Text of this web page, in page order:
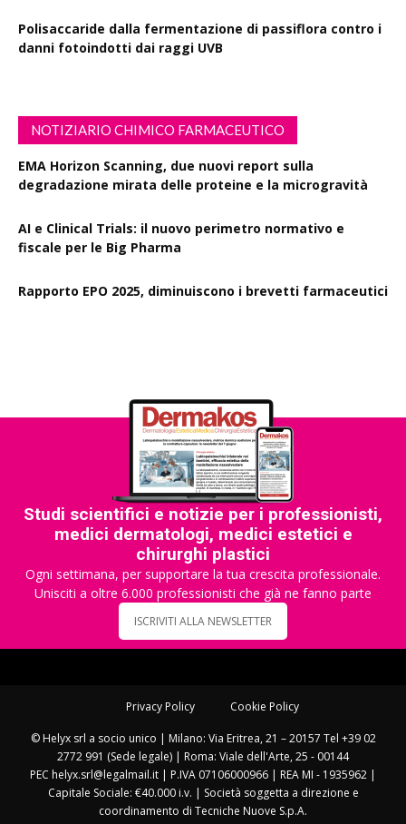
Polisaccaride dalla fermentazione di passiflora contro i
danni fotoindotti dai raggi UVB
NOTIZIARIO CHIMICO FARMACEUTICO
EMA Horizon Scanning, due nuovi report sulla
degradazione mirata delle proteine e la microgravità
AI e Clinical Trials: il nuovo perimetro normativo e
fiscale per le Big Pharma
Rapporto EPO 2025, diminuiscono i brevetti farmaceutici
Studi scientifici e notizie per i professionisti,
medici dermatologi, medici estetici e
chirurghi plastici
Ogni settimana, per supportare la tua crescita professionale.
Unisciti a oltre 6.000 professionisti che già ne fanno parte
ISCRIVITI ALLA NEWSLETTER
Privacy Policy Cookie Policy
© Helyx srl a socio unico | Milano: Via Eritrea, 21 – 20157 Tel +39 02
2772 991 (Sede legale) | Roma: Viale dell'Arte, 25 - 00144
PEC helyx.srl@legalmail.it | P.IVA 07106000966 | REA MI - 1935962 |
Capitale Sociale: €40.000 i.v. | Società soggetta a direzione e
coordinamento di Tecniche Nuove S.p.A.